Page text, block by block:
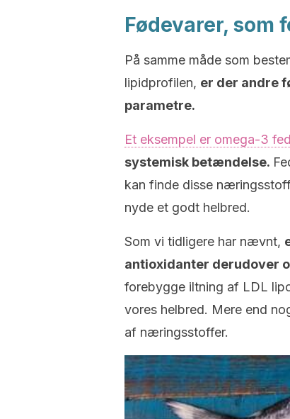
Fødevarer, som
På samme måde som
lipidprofilen, er der andre
parametre.
Et eksempel er omega-3
systemisk betændelse.
kan finde disse
nyde et godt helbred.
Som vi tidligere har nævnt,
antioxidanter derudover
forebygge iltning af LDL
vores helbred. Mere end
af næringsstoffer.